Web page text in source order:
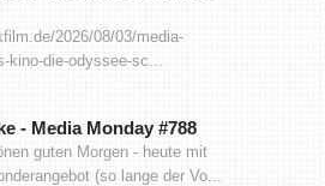
2026/08/03/media-
kino-die-odyssee-sc...
- Media Monday #788
guten Morgen - heute mit
(so lange der Vo...